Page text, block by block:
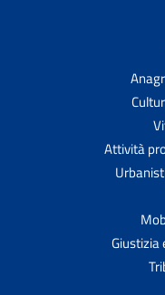
Attività
Giustizia